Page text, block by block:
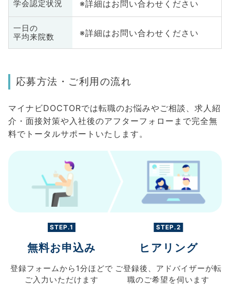
学会認定状況 ※詳細はお問い合わせください
一日の
平均来院数
※詳細はお問い合わせください
応募方法・ご利用の流れ
マイナビDOCTORでは転職のお悩みやご相談、求人紹
介・面接対策や入社後のアフターフォローまで完全無
料でトータルサポートいたします。
STEP.1
無料お申込み
登録フォームから 1分ほどで
ご入力 いただけます
STEP.2
ヒアリング
ご登録後、 アドバイザーが転
職のご希望を伺います